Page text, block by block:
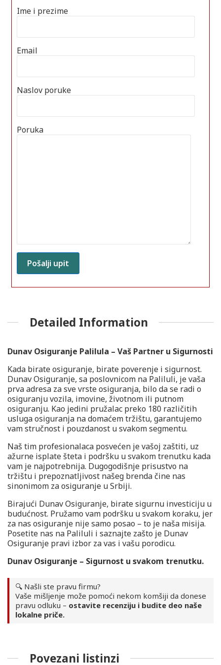
Ime i prezime
Email
Naslov poruke
Poruka
Detailed Information
Dunav Osiguranje Palilula – Vaš Partner u Sigurnosti
Kada birate osiguranje, birate poverenje i sigurnost.
Dunav Osiguranje, sa poslovnicom na Paliluli, je vaša
prva adresa za sve vrste osiguranja, bilo da se radi o
osiguranju vozila, imovine, životnom ili putnom
osiguranju. Kao jedini pružalac preko 180 različitih
usluga osiguranja na domaćem tržištu, garantujemo
vam stručnost i pouzdanost u svakom segmentu.
Naš tim profesionalaca posvećen je vašoj zaštiti, uz
ažurne isplate šteta i podršku u svakom trenutku kada
vam je najpotrebnija. Dugogodišnje prisustvo na
tržištu i prepoznatljivost našeg brenda čine nas
sinonimom za osiguranje u Srbiji.
Birajući Dunav Osiguranje, birate sigurnu investiciju u
budućnost. Pružamo vam podršku u svakom koraku, jer
za nas osiguranje nije samo posao – to je naša misija.
Posetite nas na Paliluli i saznajte zašto je Dunav
Osiguranje pravi izbor za vas i vašu porodicu.
Dunav Osiguranje – Sigurnost u svakom trenutku.
🔍 Našli ste pravu firmu?
Vaše mišljenje može pomoći nekom komšiji da donese
pravu odluku – ostavite recenziju i budite deo naše
lokalne priče.
Povezani listinzi